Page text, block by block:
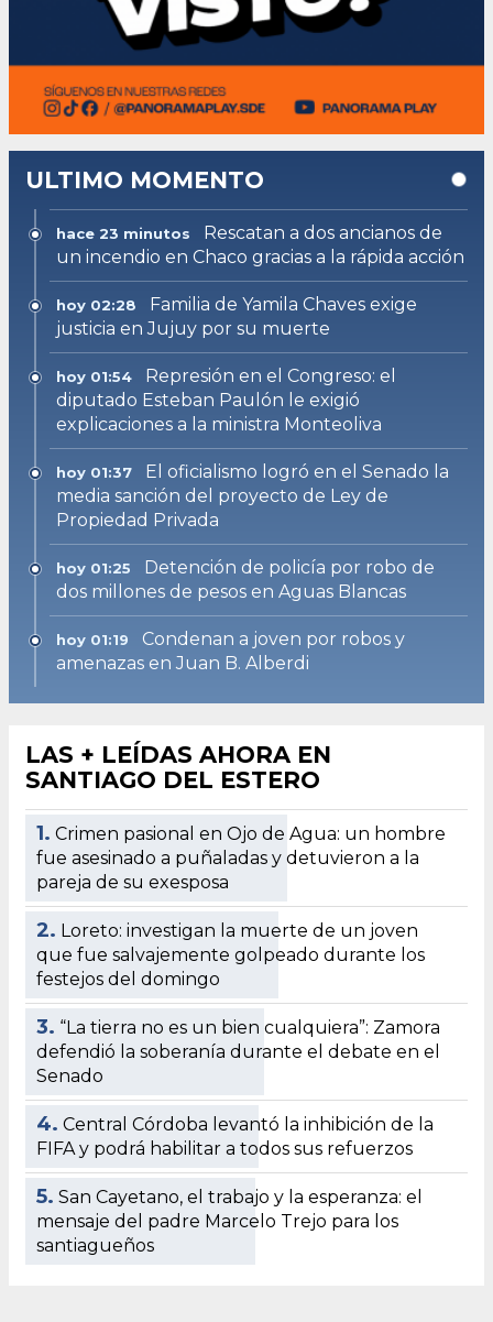
ULTIMO MOMENTO
hace 23 minutos
Rescatan a dos ancianos de
un incendio en Chaco gracias a la rápida acción
hoy 02:28
Familia de Yamila Chaves exige
justicia en Jujuy por su muerte
hoy 01:54
Represión en el Congreso: el
diputado Esteban Paulón le exigió
explicaciones a la ministra Monteoliva
hoy 01:37
El oficialismo logró en el Senado la
media sanción del proyecto de Ley de
Propiedad Privada
hoy 01:25
Detención de policía por robo de
dos millones de pesos en Aguas Blancas
hoy 01:19
Condenan a joven por robos y
amenazas en Juan B. Alberdi
LAS + LEÍDAS AHORA EN
SANTIAGO DEL ESTERO
1. Crimen pasional en Ojo de Agua: un hombre
fue asesinado a puñaladas y detuvieron a la
pareja de su exesposa
2. Loreto: investigan la muerte de un joven
que fue salvajemente golpeado durante los
festejos del domingo
3. “La tierra no es un bien cualquiera”: Zamora
defendió la soberanía durante el debate en el
Senado
4. Central Córdoba levantó la inhibición de la
FIFA y podrá habilitar a todos sus refuerzos
5. San Cayetano, el trabajo y la esperanza: el
mensaje del padre Marcelo Trejo para los
santiagueños